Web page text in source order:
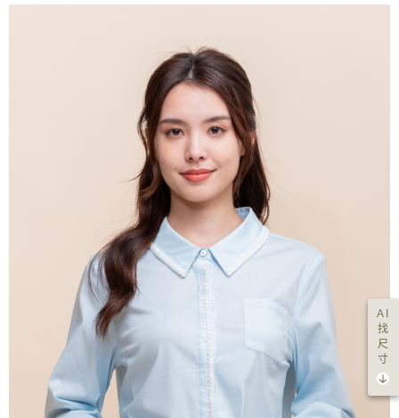
AI
找
尺
寸